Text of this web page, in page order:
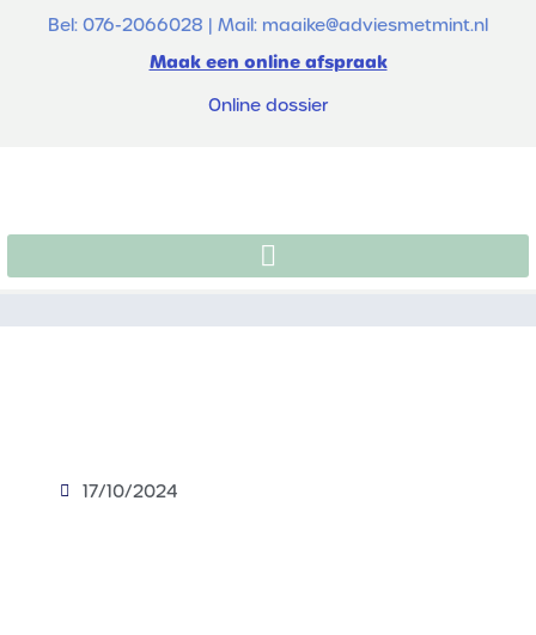
Bel: 076-2066028 | Mail: maaike@adviesmetmint.nl
Maak een online afspraak
Online dossier
17/10/2024